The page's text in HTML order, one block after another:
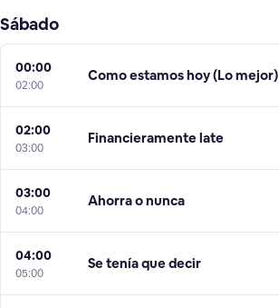
Sábado
00:00
02:00
Como estamos hoy (Lo mejor)
02:00
03:00
Financieramente late
03:00
04:00
Ahorra o nunca
04:00
05:00
Se tenía que decir